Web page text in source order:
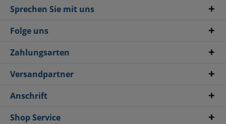
Sprechen Sie mit uns
Folge uns
Zahlungsarten
Versandpartner
Anschrift
Shop Service